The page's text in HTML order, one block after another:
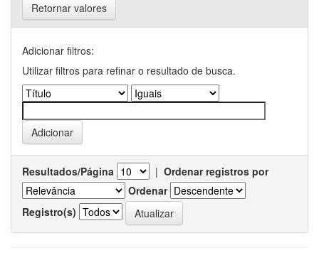
Retornar valores
Adicionar filtros:
Utilizar filtros para refinar o resultado de busca.
Resultados/Página | Ordenar registros por
Ordenar
Registro(s)